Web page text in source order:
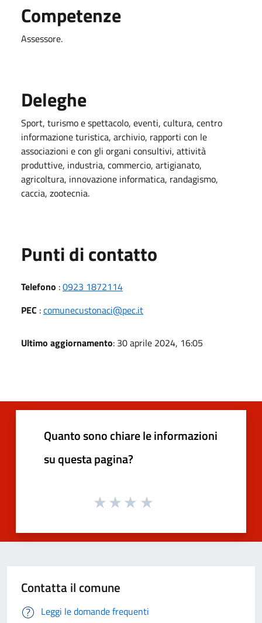
Competenze
Assessore.
Deleghe
Sport, turismo e spettacolo, eventi, cultura, centro
informazione turistica, archivio, rapporti con le
associazioni e con gli organi consultivi, attività
produttive, industria, commercio, artigianato,
agricoltura, innovazione informatica, randagismo,
caccia, zootecnia.
Punti di contatto
Telefono :0923 1872114
PEC :comunecustonaci@pec.it
Ultimo aggiornamento: 30 aprile 2024, 16:05
Quanto sono chiare le informazioni
su questa pagina?
Contatta il comune
Leggi le domande frequenti